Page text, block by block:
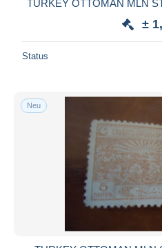
TURKEY OTTOMAN MLN
±
Status
Neu